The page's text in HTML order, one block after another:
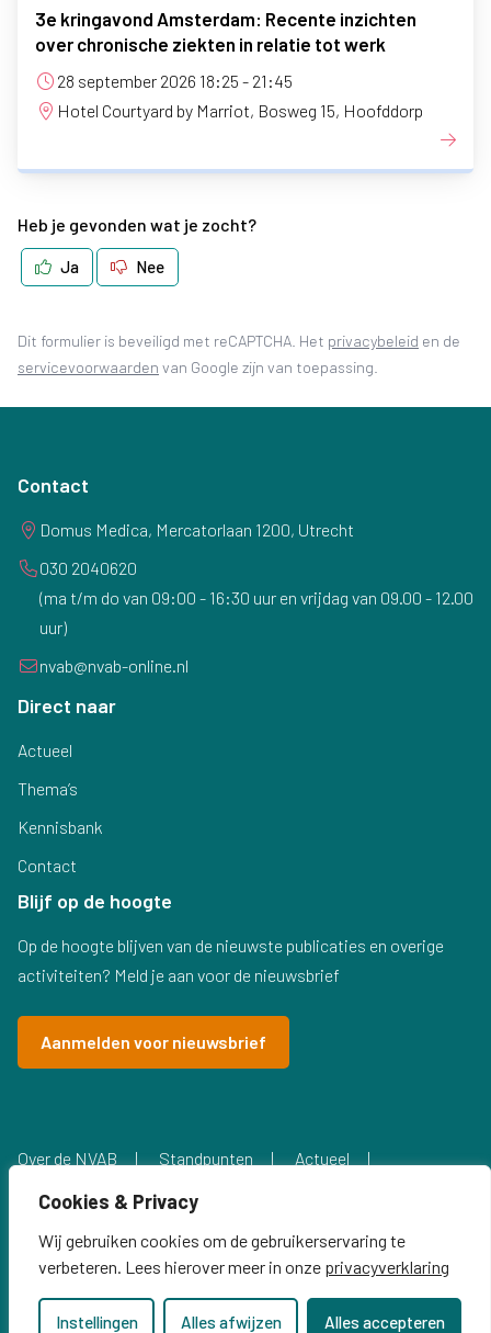
Cookies & Privacy
Wij gebruiken cookies om de gebruikerservaring te
verbeteren. Lees hierover meer in onze privacyverklaring
Instellingen Alles afwijzen Alles accepteren
3e kringavond Amsterdam: Recente inzichten
over chronische ziekten in relatie tot werk
28 september 2026 18:25 - 21:45
Hotel Courtyard by Marriot, Bosweg 15, Hoofddorp
Heb je gevonden wat je zocht?
Ja Nee
Dit formulier is beveiligd met reCAPTCHA. Het privacybeleid (opent in
en de
servicevoorwaarden (opent in nieuw tabblad)
van Google zijn van toepassing.
Contact
Domus Medica, Mercatorlaan 1200, Utrecht
030 2040620
(ma t/m do van 09:00 - 16:30 uur en vrijdag van 09.00 - 12.00
uur)
nvab@nvab-online.nl
Direct naar
Actueel
Thema’s
Kennisbank
Contact
Blijf op de hoogte
Op de hoogte blijven van de nieuwste publicaties en overige
activiteiten? Meld je aan voor de nieuwsbrief
Aanmelden voor nieuwsbrief
Over de NVAB Standpunten
Actueel
Privacyverklaring